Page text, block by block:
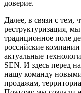
доверие.
Далее, в связи с тем,
реструктуризация,
традиционное поле
российские
актуальные
SEN. И здесь перед
нашу команду
продажам,